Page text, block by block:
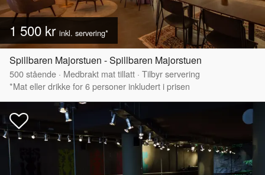
1 500 kr inkl. servering*
Spillbaren Majorstuen - Spillbaren Majorstuen
500stående · Medbrakt mat tillatt · Tilbyr servering
*Mat eller drikke for 6 personer inkludert i prisen